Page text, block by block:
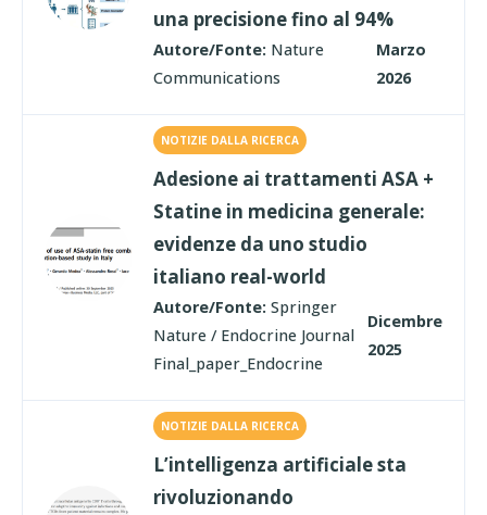
una precisione fino al 94%
Autore/Fonte: Nature
Communications
Marzo
2026
NOTIZIE DALLA RICERCA
Adesione ai trattamenti ASA +
Statine in medicina generale:
evidenze da uno studio
italiano real-world
Autore/Fonte: Springer
Nature / Endocrine Journal
Final_paper_Endocrine
Dicembre
2025
NOTIZIE DALLA RICERCA
L’intelligenza artificiale sta
rivoluzionando